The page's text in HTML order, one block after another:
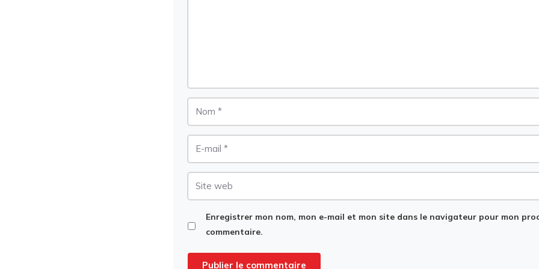
Enregistrer mon nom, mon e-mail et mon site dans le navigateur pour mon
commentaire.